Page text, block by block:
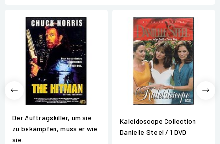
Der Auftragskiller, um sie
zu bekämpfen, muss er wie
sie...
Kaleidoscope Collection
Danielle Steel / 1 DVD